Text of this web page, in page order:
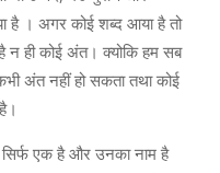
है । अगर कोई शब्द आया है तो
न ही कोई अंत। क्योकि हम सब
अंत नहीं हो सकता तथा कोई
एक है और उनका नाम है